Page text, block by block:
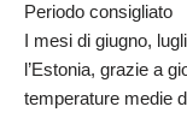
Periodo consigliato
I mesi di giugno,
l’Estonia, grazie a
temperature medie